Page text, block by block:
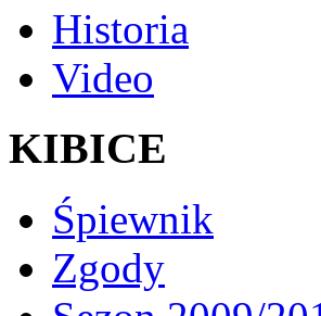
Historia
Video
KIBICE
Śpiewnik
Zgody